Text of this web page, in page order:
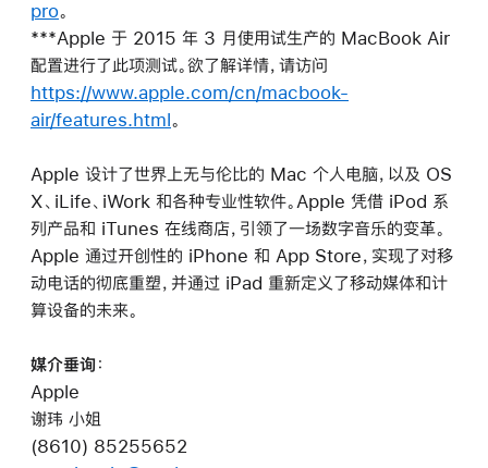
pro。
***Apple 于 2015 年 3 月使用试生产的 MacBook Air
配置进行了此项测试。欲了解详情，请访问
https://www.apple.com/cn/macbook-
air/features.html。
Apple 设计了世界上无与伦比的 Mac 个人电脑，以及 OS
X、iLife、iWork 和各种专业性软件。Apple 凭借 iPod 系
列产品和 iTunes 在线商店，引领了一场数字音乐的变革。
Apple 通过开创性的 iPhone 和 App Store，实现了对移
动电话的彻底重塑，并通过 iPad 重新定义了移动媒体和计
算设备的未来。
媒介垂询：
Apple
谢玮 小姐
(8610) 85255652